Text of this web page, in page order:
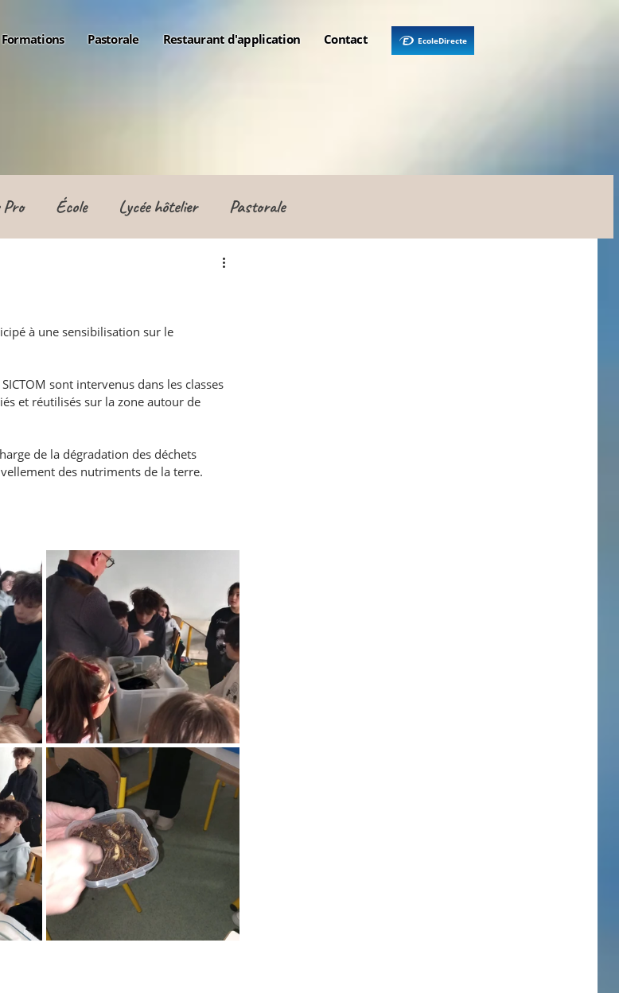
Formations Pastorale Restaurant d'application Contact EcoleDirecte
Pro École Lycée hôtelier Pastorale
à une sensibilisation sur le
sont intervenus dans les classes
et réutilisés sur la zone autour de
de la dégradation des déchets
des nutriments de la terre.